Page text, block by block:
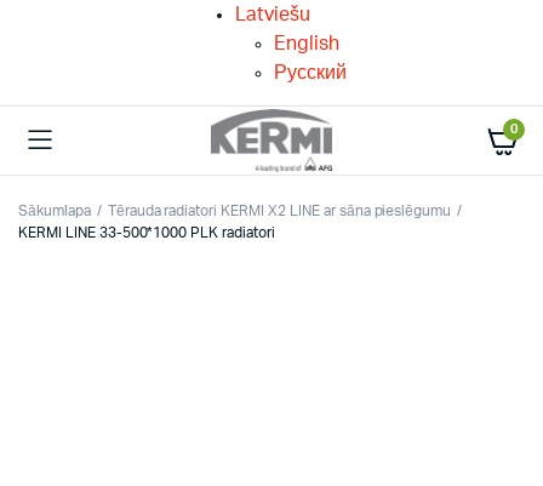
Latviešu
English
Русский
0
Sākumlapa
Tērauda radiatori KERMI X2 LINE ar sāna pieslēgumu
KERMI LINE 33-500*1000 PLK radiatori